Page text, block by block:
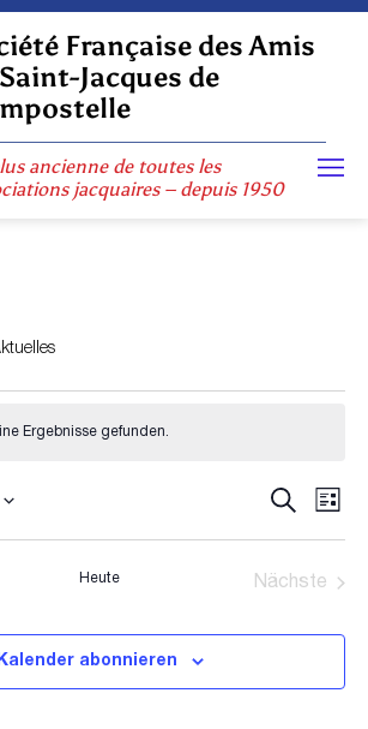
Française des Amis
Jacques de
ancienne de toutes les
jacquaires – depuis 1950
Ergebnisse gefunden.
Suche
und
Suche
Liste
Heute
Nächste
Kalender abonnieren